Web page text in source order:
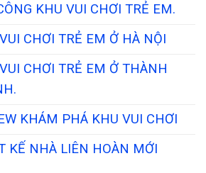
KHU VUI CHƠI TRẺ EM.
CHƠI TRẺ EM Ở HÀ NỘI
CHƠI TRẺ EM Ở THÀNH
KHÁM PHÁ KHU VUI CHƠI
KẾ NHÀ LIÊN HOÀN MỚI